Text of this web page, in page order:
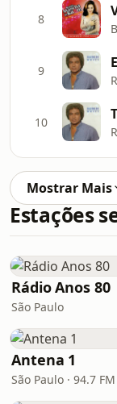
8
9
10
Mostrar Mais
Estações
Rádio Anos 80
São Paulo
Antena 1
São Paulo · 94.7 FM